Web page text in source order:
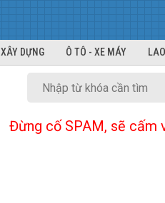
DỰNG Ô TÔ - XE MÁY
Đừng cố SPAM, sẽ cấm